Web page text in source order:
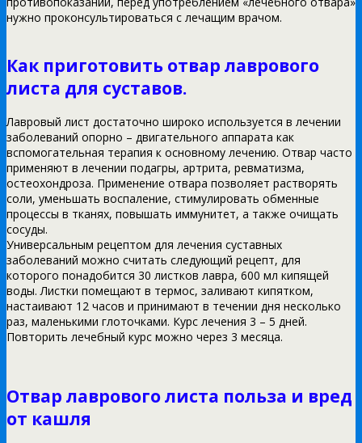
нужно проконсультироваться с лечащим врачом.
Как приготовить отвар лаврового
листа для суставов.
Лавровый лист достаточно широко используется в лечении
заболеваний опорно – двигательного аппарата как
вспомогательная терапия к основному лечению. Отвар часто
применяют в лечении подагры, артрита, ревматизма,
остеохондроза. Применение отвара позволяет растворять
соли, уменьшать воспаление, стимулировать обменные
процессы в тканях, повышать иммунитет, а также очищать
сосуды.
Универсальным рецептом для лечения суставных
заболеваний можно считать следующий рецепт, для
которого понадобится 30 листков лавра, 600 мл кипящей
воды. Листки помещают в термос, заливают кипятком,
настаивают 12 часов и принимают в течении дня несколько
раз, маленькими глоточками. Курс лечения 3 – 5 дней.
Повторить лечебный курс можно через 3 месяца.
Отвар лаврового листа польза и вред
от кашля